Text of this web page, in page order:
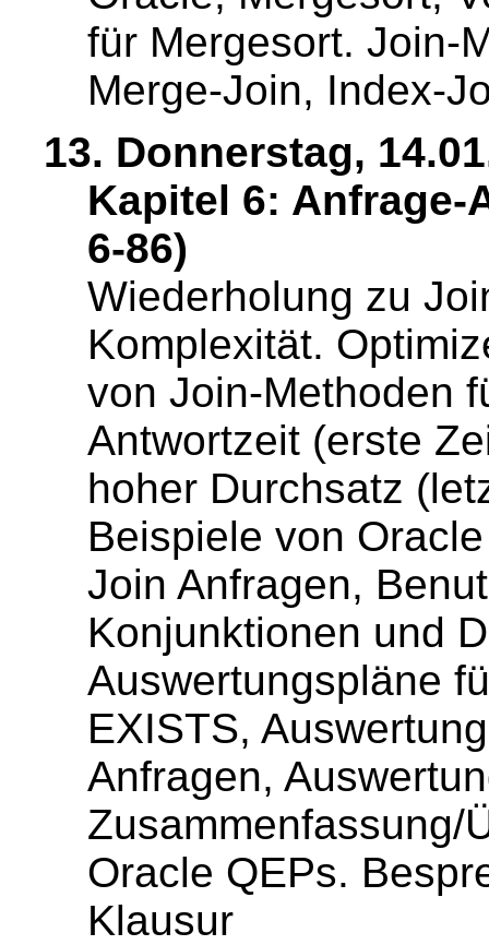
für Mergesort. Join-
Merge-Join, Index-
13. Donnerstag,
Kapitel 6: Anfrage-
6-86)
Wiederholung zu
Komplexität.
von Join-Methoden
Antwortzeit (erste
hoher Durchsatz
Beispiele von
Join Anfragen,
Konjunktionen und
Auswertungspläne
EXISTS,
Anfragen,
Zusammenfassung/
Oracle QEPs.
Klausur